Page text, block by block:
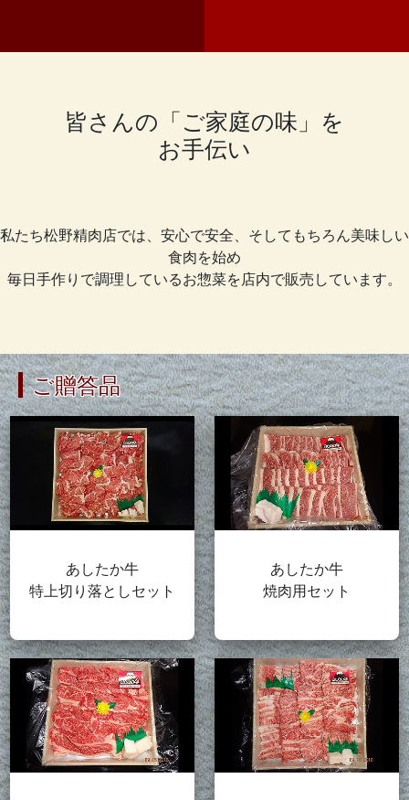
皆さんの「ご家庭の味」を
お手伝い
私たち松野精肉店では、安心で安全、そしてもちろん美味しい
食肉を始め
毎日手作りで調理しているお惣菜を店内で販売しています。
ご贈答品
あしたか牛
特上切り落としセット
あしたか牛
焼肉用セット